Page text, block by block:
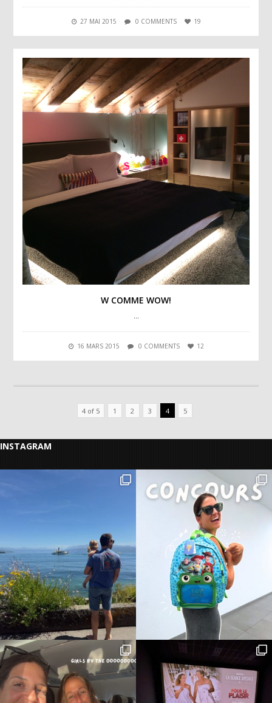
27 MAI 2015 0 COMMENTS 19
W COMME WOW!
…
16 MARS 2015 0 COMMENTS 12
4 of 5 1 2 3 4 5
INSTAGRAM